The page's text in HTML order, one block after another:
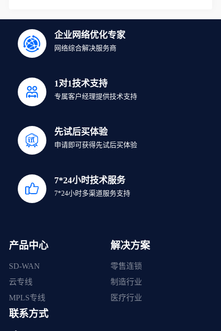
企业网络优化专家
网络综合解决服务商
1对1技术支持
专属客户经理提供技术支持
先试后买体验
申请即可获得先试后买体验
7*24小时技术服务
7*24小时多渠道服务支持
产品中心
SD-WAN
云专线
MPLS专线
解决方案
零售连锁
制造行业
医疗行业
联系方式